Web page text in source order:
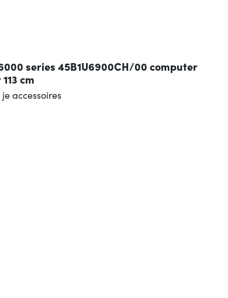
series 45B1U6900CH/00 computer
cm
je accessoires